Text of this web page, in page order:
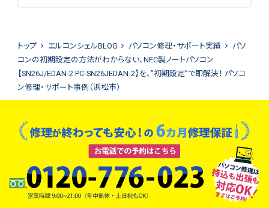
トップ エルコンシェルBLOG パソコン修理・サポート実績
パソ
コンの初期設定の方法がわからない、NEC製ノートパソコン
【SN26J/EDAN-2 PC-SN26JEDAN-2】を、”初期設定”で即解決！ パソコ
ン修理・サポート事例（浜松市）